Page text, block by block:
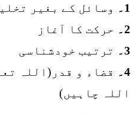
1۔
وسائل کے بغیر
2۔
حرکت کا آغاز
3۔
ترتیب خودشناسی
4۔
قضاء و قدر(اللہ
اللہ چاہیں)